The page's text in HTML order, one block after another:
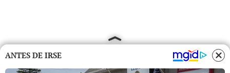
ANTES DE IRSE